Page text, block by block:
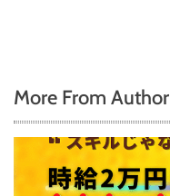
More From Author